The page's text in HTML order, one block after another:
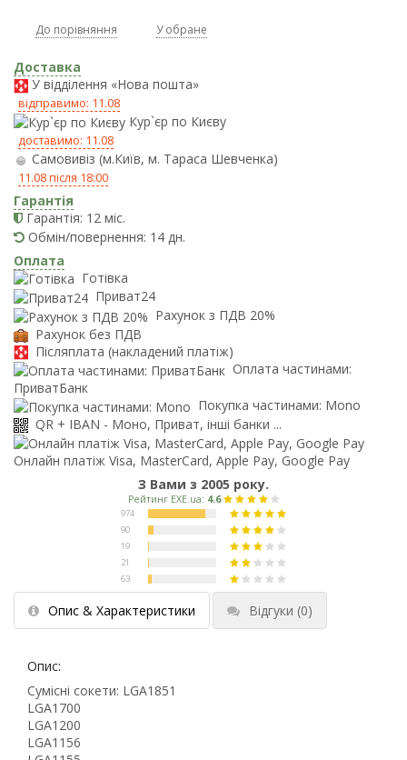
До порівняння У обране
Доставка
У відділення «Нова пошта»
відправимо: 11.08
Кур`єр по Києву
доставимо: 11.08
Самовивіз (м.Київ, м. Тараса Шевченка)
11.08 після 18:00
Гарантія
Гарантія: 12 міс.
Обмін/повернення: 14 дн.
Оплата
Готівка
Приват24
Рахунок з ПДВ 20%
Рахунок без ПДВ
Післяплата (накладений платіж)
Оплата частинами:
ПриватБанк
Покупка частинами: Mono
QR + IBAN - Моно, Приват, інші банки ...
Онлайн платіж Visa, MasterCard, Apple Pay, Google Pay
З Вами з 2005 року.
Опис & Характеристики Відгуки (0)
Опис:
Сумісні сокети: LGA1851
LGA1700
LGA1200
LGA1156